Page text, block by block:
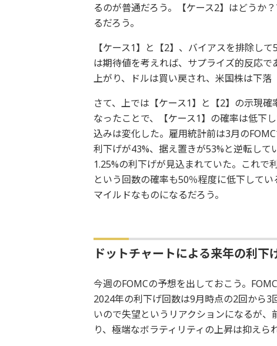
るのが普通だろう。【ケース2】はどうか
るだろう。
【ケース1】と【2】、バイアスを排除し
は期待値を考えれば、サプライズ的反応
上がり、ドルは買い戻され、米国株は下落
さて、上では【ケース1】と【2】の示現
なったことで、【ケース1】の確率は低下
込みは変化した。雇用統計前は3月の
利下げが43%、据え置きが53%と逆転し
1.25%の利下げが見込まれていた。これで
という回数の確率も50％程度に低下して
マイルドなものになるだろう。
ドットチャートによる来年の利下
今週のFOMCの予想を出しておこう。
2024年の利下げ回数は9月時点の2回から
いので失望というリアクションになるが
り、極端なボラティリティの上昇は抑えら